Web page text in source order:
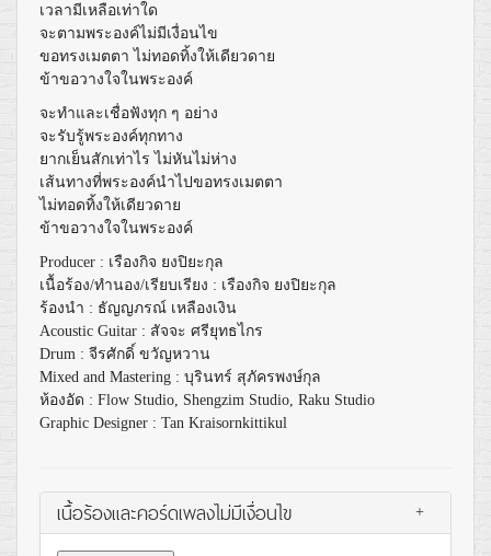
เวลามีเหลือเท่าใด
จะตามพระองค์ไม่มีเงื่อนไข
ขอทรงเมตตา ไม่ทอดทิ้งให้เดียวดาย
ข้าขอวางใจในพระองค์
จะทำและเชื่อฟังทุก ๆ อย่าง
จะรับรู้พระองค์ทุกทาง
ยากเย็นสักเท่าไร ไม่หันไม่ห่าง
เส้นทางที่พระองค์นำไปขอทรงเมตตา
ไม่ทอดทิ้งให้เดียวดาย
ข้าขอวางใจในพระองค์
Producer : เรืองกิจ ยงปิยะกุล
เนื้อร้อง/ทำนอง/เรียบเรียง : เรืองกิจ ยงปิยะกุล
ร้องนำ : ธัญญภรณ์ เหลืองเงิน
Acoustic Guitar : สัจจะ ศรียุทธไกร
Drum : จีรศักดิ์ ขวัญหวาน
Mixed and Mastering : บุรินทร์​ สุภัครพงษ์กุล
ห้องอัด : Flow Studio, Shengzim Studio, Raku Studio
Graphic Designer : Tan Kraisornkittikul
เนื้อร้องและคอร์ดเพลงไม่มีเงื่อนไข +